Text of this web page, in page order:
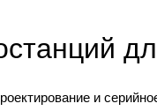
и